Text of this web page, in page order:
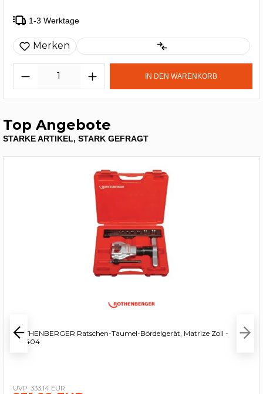
1-3 Werktage
Merken
IN DEN WARENKORB
Top Angebote
STARKE ARTIKEL, STARK GEFRAGT
ROTHENBERGER Ratschen-Taumel-Bördelgerät, Matrize Zoll -
222404
333,14 EUR